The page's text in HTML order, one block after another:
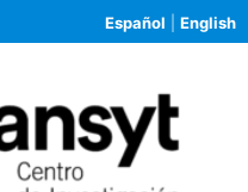
Español English